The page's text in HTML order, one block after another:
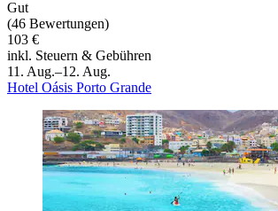
Gut
(46 Bewertungen)
103 €
inkl. Steuern & Gebühren
11. Aug.–12. Aug.
Hotel Oásis Porto Grande